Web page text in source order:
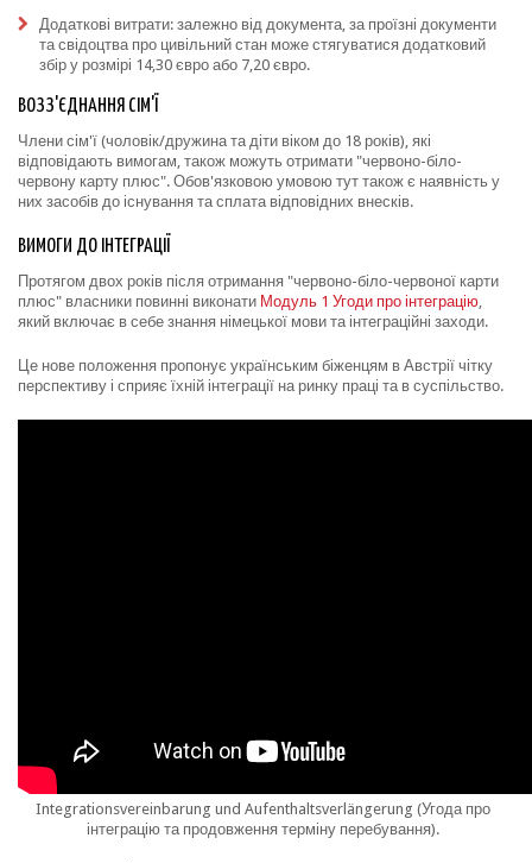
Додаткові витрати: залежно від документа, за проїзні документи
та свідоцтва про цивільний стан може стягуватися додатковий
збір у розмірі 14,30 євро або 7,20 євро.
ВОЗЗ'ЄДНАННЯ СІМ'Ї
Члени сім'ї (чоловік/дружина та діти віком до 18 років), які
відповідають вимогам, також можуть отримати "червоно-біло-
червону карту плюс". Обов'язковою умовою тут також є наявність у
них засобів до існування та сплата відповідних внесків.
ВИМОГИ ДО ІНТЕГРАЦІЇ
Протягом двох років після отримання "червоно-біло-червоної карти
плюс" власники повинні виконати Модуль 1 Угоди про інтеграцію,
який включає в себе знання німецької мови та інтеграційні заходи.
Це нове положення пропонує українським біженцям в Австрії чітку
перспективу і сприяє їхній інтеграції на ринку праці та в суспільство.
Integrationsvereinbarung und Aufenthaltsverlängerung (Угода про
інтеграцію та продовження терміну перебування).